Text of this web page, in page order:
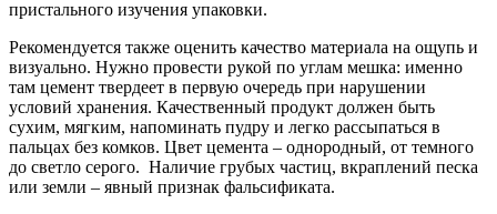
пристального изучения упаковки.
Рекомендуется также оценить качество материала на ощупь и
визуально. Нужно провести рукой по углам мешка: именно
там цемент твердеет в первую очередь при нарушении
условий хранения. Качественный продукт должен быть
сухим, мягким, напоминать пудру и легко рассыпаться в
пальцах без комков. Цвет цемента – однородный, от темного
до светло серого. Наличие грубых частиц, вкраплений песка
или земли – явный признак фальсификата.